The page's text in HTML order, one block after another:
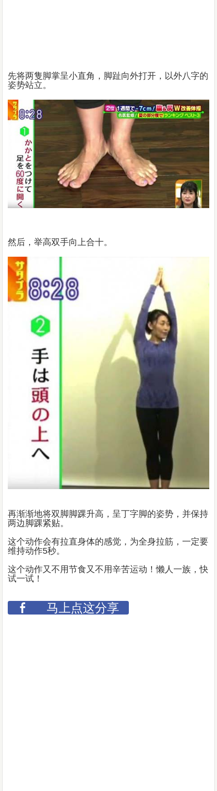
先将两隻脚掌呈小直角，脚趾向外打开，以外八字的
姿势站立。
然后，举高双手向上合十。
再渐渐地将双脚脚踝升高，呈丁字脚的姿势，并保持
两边脚踝紧贴。
这个动作会有拉直身体的感觉，为全身拉筋，一定要
维持动作5秒。
这个动作又不用节食又不用辛苦运动！懒人一族，快
试一试！
马上点这分享